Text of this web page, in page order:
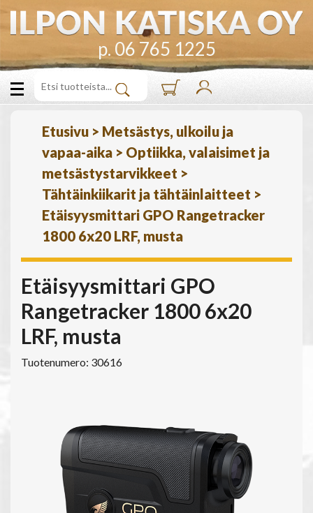
p. 06 765 1225
Etusivu > Metsästys, ulkoilu ja
vapaa-aika > Optiikka, valaisimet ja
metsästystarvikkeet >
Tähtäinkiikarit ja tähtäinlaitteet >
Etäisyysmittari GPO Rangetracker
1800 6x20 LRF, musta
Etäisyysmittari GPO
Rangetracker 1800 6x20
LRF, musta
Tuotenumero: 30616